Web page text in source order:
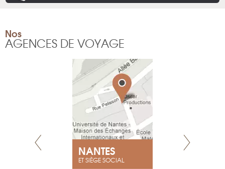
Nos
AGENCES DE VOYAGE
NANTES
ET SIÈGE SOCIAL